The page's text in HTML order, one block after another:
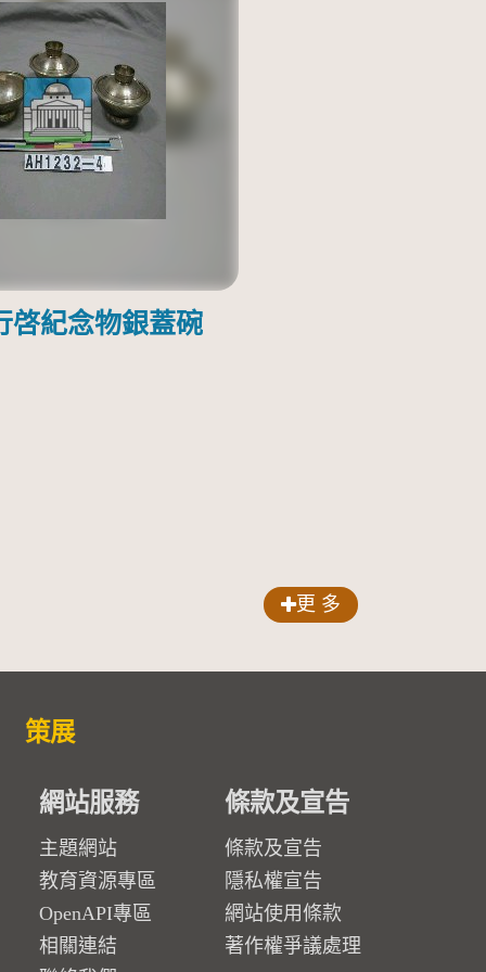
啓紀念物銀蓋碗
更 多
策展
網站服務
主題網站
教育資源專區
OpenAPI專區
相關連結
條款及宣告
條款及宣告
隱私權宣告
網站使用條款
著作權爭議處理